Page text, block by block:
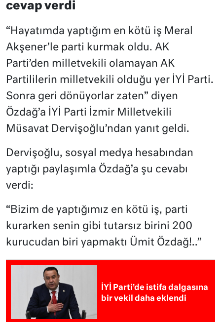
cevap verdi
“Hayatımda yaptığım en kötü iş Meral
Akşener’le parti kurmak oldu. AK
Parti’den milletvekili olamayan AK
Partililerin milletvekili olduğu yer İYİ Parti.
Sonra geri dönüyorlar zaten” diyen
Özdağ’a İYİ Parti İzmir Milletvekili
Müsavat Dervişoğlu’ndan yanıt geldi.
Dervişoğlu, sosyal medya hesabından
yaptığı paylaşımla Özdağ’a şu cevabı
verdi:
“Bizim de yaptığımız en kötü iş, parti
kurarken senin gibi tutarsız birini 200
kurucudan biri yapmaktı Ümit Özdağ!..”
İYİ Parti’de istifa dalgasına
bir vekil daha eklendi